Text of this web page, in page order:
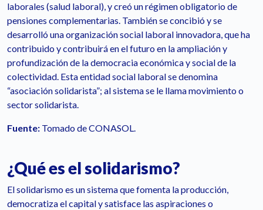
laborales (salud laboral), y creó un régimen obligatorio de
pensiones complementarias. También se concibió y se
desarrolló una organización social laboral innovadora, que ha
contribuido y contribuirá en el futuro en la ampliación y
profundización de la democracia económica y social de la
colectividad. Esta entidad social laboral se denomina
“asociación solidarista”; al sistema se le llama movimiento o
sector solidarista.
Fuente: Tomado de CONASOL.
¿Qué es el solidarismo?
El solidarismo es un sistema que fomenta la producción,
democratiza el capital y satisface las aspiraciones o